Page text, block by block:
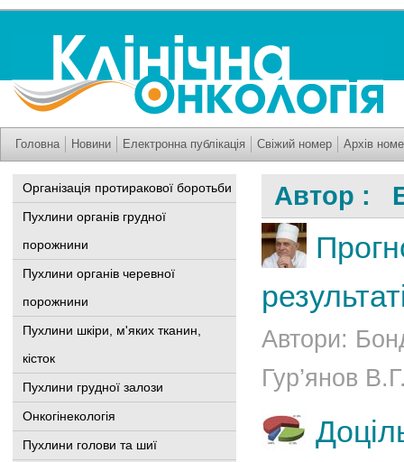
Головна Новини Електронна публікація Свіжий номер Архів
Організація протиракової боротьби
Пухлини органів грудної
порожнини
Пухлини органів черевної
порожнини
Пухлини шкіри, м'яких тканин,
кісток
Пухлини грудної залози
Онкогінекологія
Пухлини голови та шиї
Автор :
Автори:
Гур’янов